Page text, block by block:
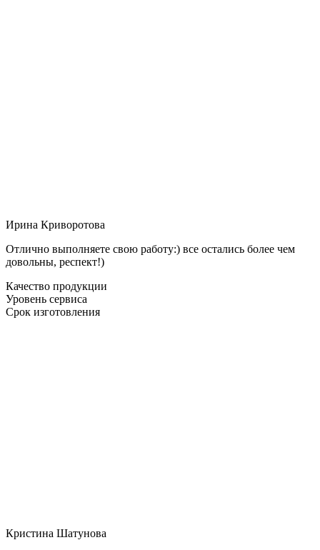
Ирина Криворотова
Отлично выполняете свою работу:) все остались более чем
довольны, респект!)
Качество продукции
Уровень сервиса
Срок изготовления
Кристина Шатунова